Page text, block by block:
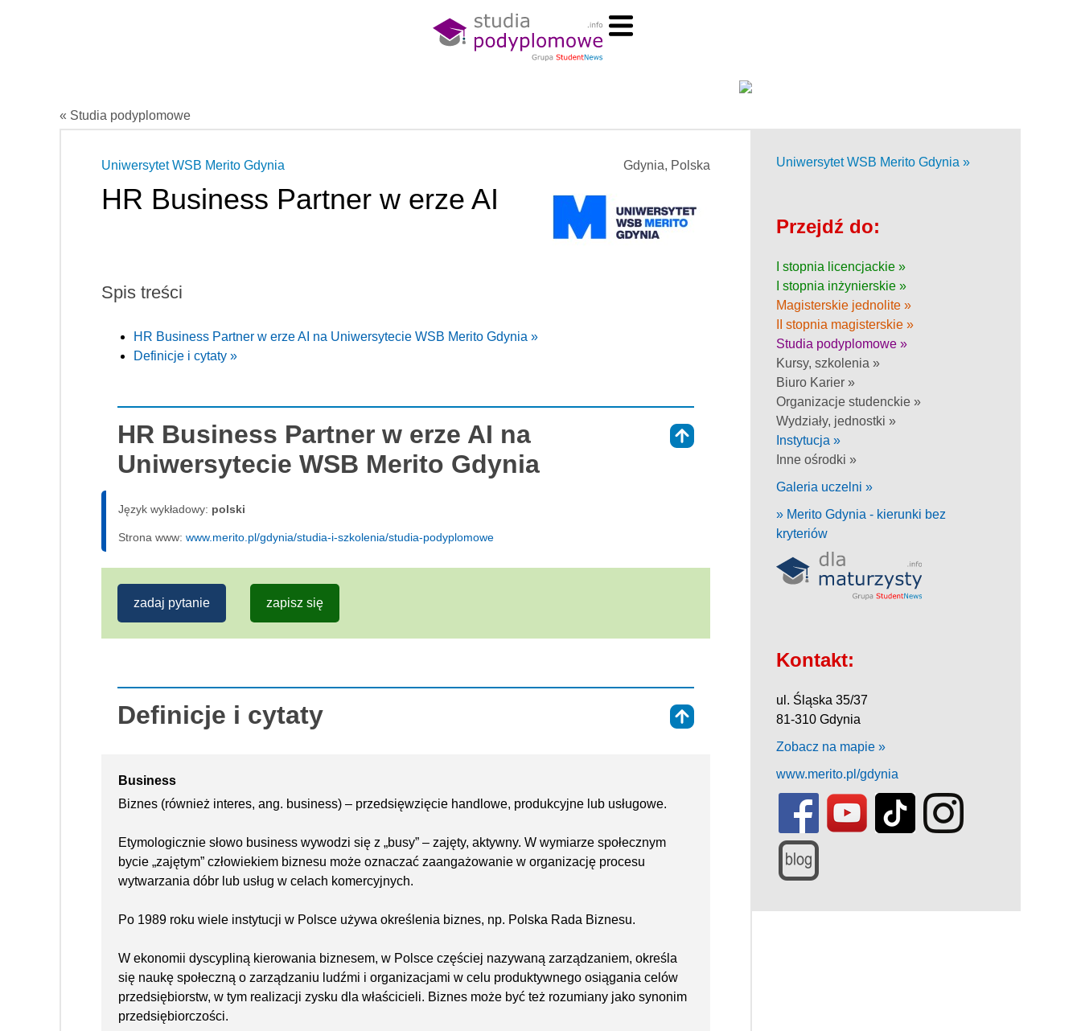
« Studia podyplomowe
Gdynia, Polska
Uniwersytet WSB Merito Gdynia
HR Business Partner w erze AI
Spis treści
HR Business Partner w erze AI na Uniwersytecie WSB Merito Gdynia »
Definicje i cytaty »
HR Business Partner w erze AI na
Uniwersytecie WSB Merito Gdynia
Język wykładowy: polski
Strona www: www.merito.pl/gdynia/studia-i-szkolenia/studia-podyplomowe
zadaj pytanie zapisz się
Definicje i cytaty
Business
Biznes (również interes, ang. business) – przedsięwzięcie handlowe, produkcyjne lub usługowe.
Etymologicznie słowo business wywodzi się z „busy” – zajęty, aktywny. W wymiarze społecznym
bycie „zajętym” człowiekiem biznesu może oznaczać zaangażowanie w organizację procesu
wytwarzania dóbr lub usług w celach komercyjnych.
Po 1989 roku wiele instytucji w Polsce używa określenia biznes, np. Polska Rada Biznesu.
W ekonomii dyscypliną kierowania biznesem, w Polsce częściej nazywaną zarządzaniem, określa
się naukę społeczną o zarządzaniu ludźmi i organizacjami w celu produktywnego osiągania celów
przedsiębiorstw, w tym realizacji zysku dla właścicieli. Biznes może być też rozumiany jako synonim
przedsiębiorczości.
Uniwersytet WSB Merito Gdynia »
Przejdź do:
I stopnia licencjackie »
I stopnia inżynierskie »
Magisterskie jednolite »
II stopnia magisterskie »
Studia podyplomowe »
Kursy, szkolenia »
Biuro Karier »
Organizacje studenckie »
Wydziały, jednostki »
Instytucja »
Inne ośrodki »
Galeria uczelni »
» Merito Gdynia - kierunki bez
kryteriów
Kontakt:
ul. Śląska 35/37
81-310 Gdynia
Zobacz na mapie »
www.merito.pl/gdynia